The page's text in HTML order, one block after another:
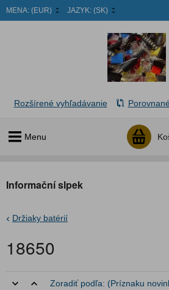
MENA: (EUR) JAZYK: (SK)
Menu
Rozšírené vyhľadávanie
Informační slpek
Držiaky batérií
18650
Zoradiť podľa: (Príznaku